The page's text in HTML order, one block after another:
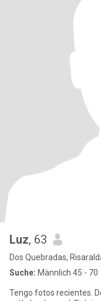
Luz, 63
Dos Quebradas,
Suche: Männlich 45 - 70
Tengo fotos recientes. Deseo encontrar un hombre que me ame y